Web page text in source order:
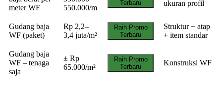
meter WF
550.000/m
Terbaru ukuran profil
Gudang baja
WF (paket)
Rp 2,2–
3,4 juta/m²
Raih Promo
Terbaru
Struktur + atap
+ item standar
Gudang baja
WF – tenaga
saja
± Rp
65.000/m²
Raih Promo
Terbaru
Konstruksi WF